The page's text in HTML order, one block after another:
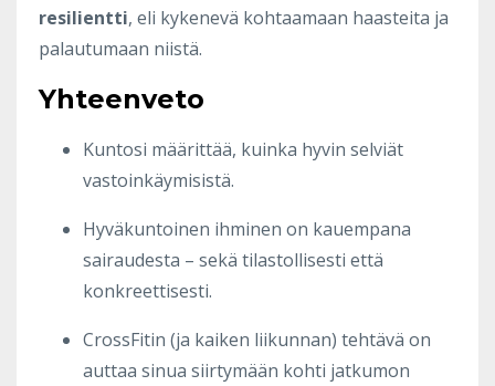
resilientti, eli kykenevä kohtaamaan haasteita ja
palautumaan niistä.
Yhteenveto
Kuntosi määrittää, kuinka hyvin selviät
vastoinkäymisistä.
Hyväkuntoinen ihminen on kauempana
sairaudesta – sekä tilastollisesti että
konkreettisesti.
CrossFitin (ja kaiken liikunnan) tehtävä on
auttaa sinua siirtymään kohti jatkumon